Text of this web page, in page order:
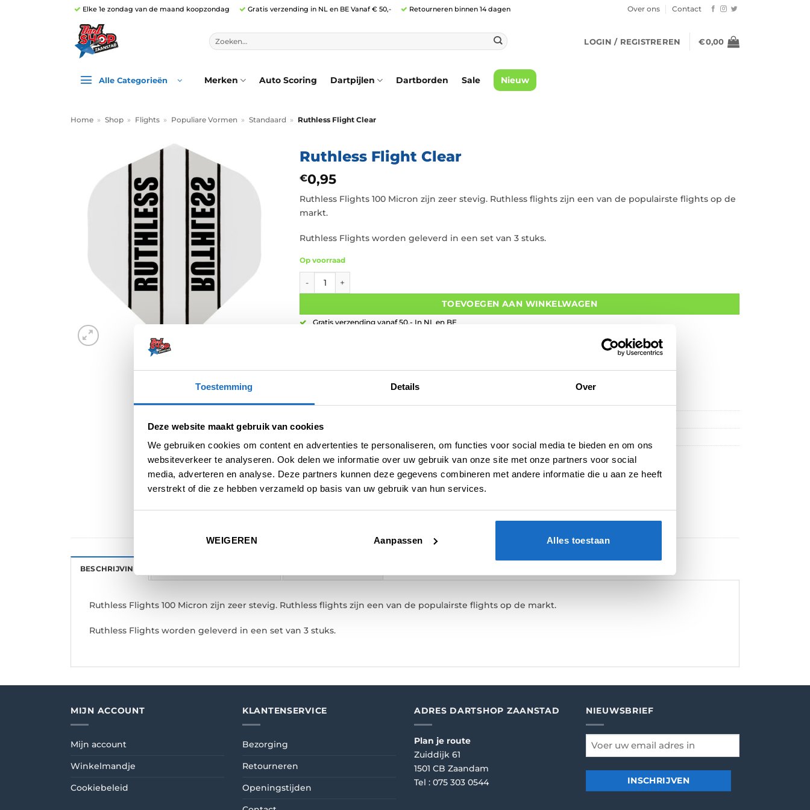
Toestemming Details Over
Deze website maakt gebruik van cookies
We gebruiken cookies om content en advertenties te personaliseren, om functies voor social media te bieden en om ons
websiteverkeer te analyseren. Ook delen we informatie over uw gebruik van onze site met onze partners voor social
media, adverteren en analyse. Deze partners kunnen deze gegevens combineren met andere informatie die u aan ze heeft
verstrekt of die ze hebben verzameld op basis van uw gebruik van hun services.
WEIGEREN Aanpassen Alles toestaan
Elke 1e zondag van de maand koopzondag Gratis verzending in NL en BE Vanaf € 50,- Retourneren binnen 14 dagen Over ons Contact
Zoeken
naar:
LOGIN / REGISTREREN €0,00
Alle Categorieën Merken Auto Scoring Dartpijlen Dartborden Sale Nieuw
Home » Shop » Flights » Populiare Vormen » Standaard » Ruthless Flight Clear
Ruthless Flight Clear
€0,95
Ruthless Flights 100 Micron zijn zeer stevig. Ruthless flights zijn een van de populairste flights op de
markt.
Ruthless Flights worden geleverd in een set van 3 stuks.
Op voorraad
TOEVOEGEN AAN WINKELWAGEN
Gratis verzending vanaf 50,- In NL en BE
Merk: Ruthless
BESCHRIJVING
Ruthless Flights 100 Micron zijn zeer stevig. Ruthless flights zijn een van de populairste flights op de markt.
Ruthless Flights worden geleverd in een set van 3 stuks.
MIJN ACCOUNT
Mijn account
Winkelmandje
Cookiebeleid
KLANTENSERVICE
Bezorging
Retourneren
Openingstijden
ADRES DARTSHOP ZAANSTAD
Plan je route
Zuiddijk 61
1501 CB Zaandam
Tel : 075 303 0544
NIEUWSBRIEF
email
*